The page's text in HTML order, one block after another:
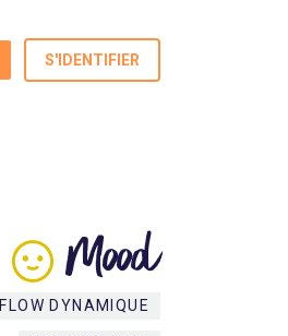
S'IDENTIFIER
Mood
FLOW DYNAMIQUE